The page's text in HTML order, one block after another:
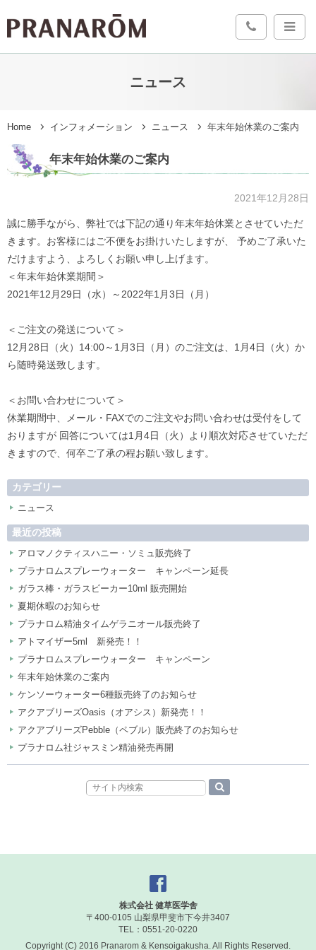
ニュース
Home インフォメーション ニュース 年末年始休業のご案内
年末年始休業のご案内
2021年12月28日
誠に勝手ながら、弊社では下記の通り年末年始休業とさせていただ
きます。お客様にはご不便をお掛けいたしますが、 予めご了承いた
だけますよう、よろしくお願い申し上げます。
＜年末年始休業期間＞
2021年12月29日（水）～2022年1月3日（月）
＜ご注文の発送について＞
12月28日（火）14:00～1月3日（月）のご注文は、1月4日（火）か
ら随時発送致します。
＜お問い合わせについて＞
休業期間中、メール・FAXでのご注文やお問い合わせは受付をして
おりますが 回答については1月4日（火）より順次対応させていただ
きますので、何卒ご了承の程お願い致します。
カテゴリー
ニュース
最近の投稿
アロマノクティスハニー・ソミュ販売終了
プラナロムスプレーウォーター キャンペーン延長
ガラス棒・ガラスビーカー10ml 販売開始
夏期休暇のお知らせ
プラナロム精油タイムゲラニオール販売終了
アトマイザー5ml 新発売！！
プラナロムスプレーウォーター キャンペーン
年末年始休業のご案内
ケンソーウォーター6種販売終了のお知らせ
アクアブリーズOasis（オアシス）新発売！！
アクアブリーズPebble（ペブル）販売終了のお知らせ
プラナロム社ジャスミン精油発売再開
株式会社 健草医学舎
〒400-0105 山梨県甲斐市下今井3407
TEL：0551-20-0220
Copyright (C) 2016 Pranarom & Kensoigakusha. All Rights Reserved.